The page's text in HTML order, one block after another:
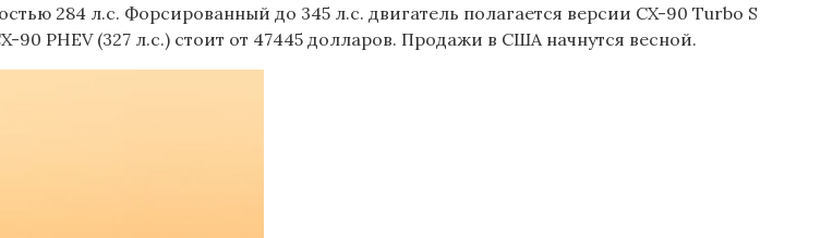
284 л.с. Форсированный до 345 л.с. двигатель полагается версии CX-90 Turbo S
PHEV (327 л.с.) стоит от 47445 долларов. Продажи в США начнутся весной.